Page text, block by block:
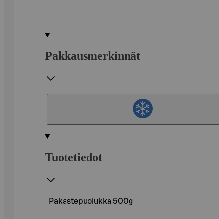
Pakkausmerkinnät
Tuotetiedot
Pakastepuolukka 500g